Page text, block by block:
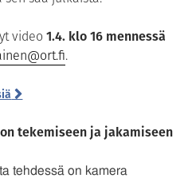
video1.4. klo 16 mennessä
.
tekemiseen ja jakamiseen
tehdessä on kamera